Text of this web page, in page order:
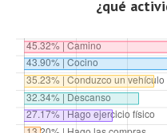
¿qué